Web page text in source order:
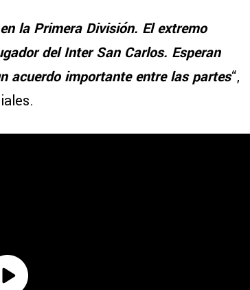
la Primera División. El extremo
del Inter San Carlos. Esperan
acuerdo importante entre las partes“,